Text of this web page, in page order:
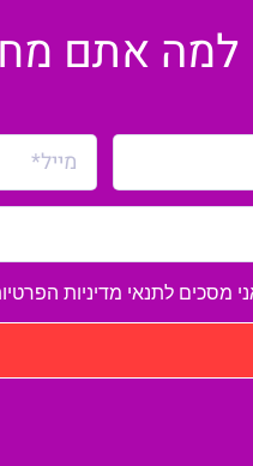
למה אתם
מסכים לתנאי מדיניות